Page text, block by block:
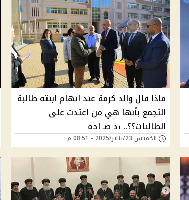
ماذا قال والد كرمة عند اتهام ابنته طالبة
التجمع بأنها هي من اعتدت على
الطالبات؟؟.. رد صـ ادم
الخميس 23/يناير/2025 - 08:51 م